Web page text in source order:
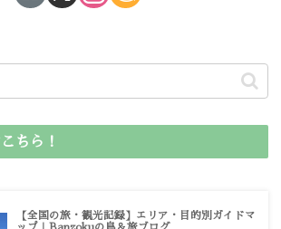
ちら！
【全国の旅・観光記録】エリア・目的別ガイドマ